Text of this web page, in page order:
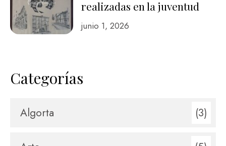
realizadas en la juventud
junio 1, 2026
Categorías
Algorta (3)